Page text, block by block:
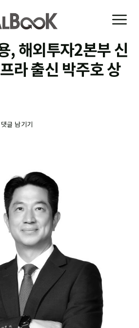
, 해외투자2본부 신
라 출신 박주호 상
댓글 남기기